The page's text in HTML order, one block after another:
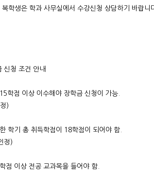
학생은 학과 사무실에서 수강신청 상담하기 바랍
신청 조건 안내
학점 이상 이수해야 장학금 신청이 가능.
)
학기 총 취득학점이 18학점이 되어야 함.
정)
점 이상 전공 교과목을 들어야 함.